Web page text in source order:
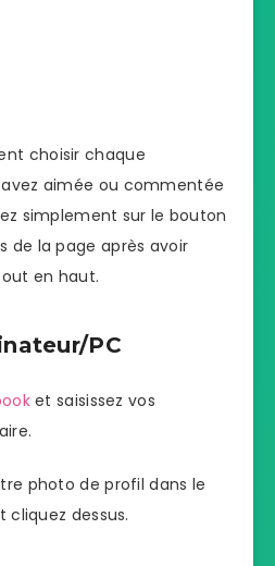
choisir chaque
aimée ou commentée
simplement sur le bouton
de la page après avoir
en haut.
PC
et saisissez vos
photo de profil dans le
cliquez dessus.